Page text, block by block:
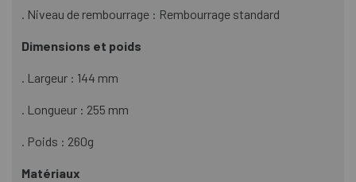
. Niveau de rembourrage : Rembourrage standard
Dimensions et poids
. Largeur : 144 mm
. Longueur : 255 mm
. Poids : 260g
Matériaux